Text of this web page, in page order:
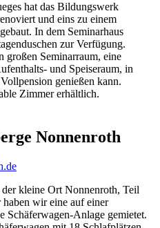
hat das Bildungswerk
und eins zu einem
In dem Seminarhaus
zur Verfügung.
großen Seminarraum, eine
und Speiseraum, in
genießen kann.
Zimmer erhältlich.
Nonnenroth
kleine Ort Nonnenroth, Teil
wir eine auf einer
Schäferwagen-Anlage gemietet.